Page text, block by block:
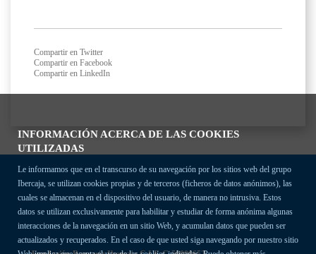
INFORMACIÓN ACERCA DE LAS COOKIES
UTILIZADAS
Le informamos que en el transcurso de su navegación por los sitios web del grupo
Ibercaja, se utilizan cookies propias y de terceros (ficheros de datos anónimos), las
cuales se almacenan en el dispositivo del usuario, de manera no intrusiva. Estos
datos se utilizan exclusivamente para habilitar y estudiar de forma anónima algunas
interacciones de la navegación en un sitio Web, y acumulan datos que pueden ser
actualizados y recuperados. En el caso de que usted siga navegando por nuestro sitio
Compartir en Twitter
Compartir en Facebook
Compartir en LinkedIn